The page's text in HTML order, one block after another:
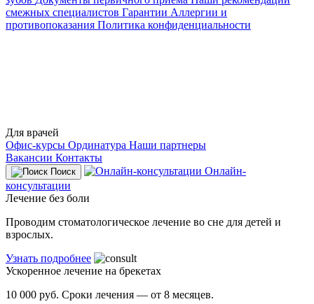
смежных специалистов Гарантии Аллергии и
противопоказания Политика конфиденциальности
Для врачей
Офис-курсы Ординатура Наши партнеры
Вакансии Контакты
Поиск
Онлайн-
консультации
Лечение без боли
Проводим стоматологическое лечение во сне для детей и
взрослых.
Узнать подробнее
Ускоренное лечение на брекетах
10 000 руб. Сроки лечения — от 8 месяцев.